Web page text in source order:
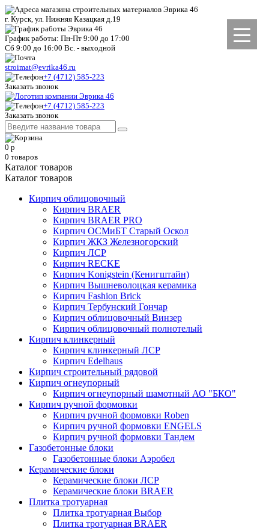
г. Курск, ул. Нижняя Казацкая д.19
График работы: Пн-Пт 9:00 до 17:00
Сб 9:00 до 16:00 Вс. - выходной
stroimat@evrika46.ru
+7 (4712) 585-223
Заказать звонок
+7 (4712) 585-223
Заказать звонок
0 р
0 товаров
Каталог товаров
Каталог товаров
Кирпич облицовочный
Кирпич BRAER
Кирпич BRAER PRO
Кирпич ОСМиБТ Старый Оскол
Кирпич ЖКЗ Железногорский
Кирпич ЛСР
Кирпич RECKE
Кирпич Konigstein (Кенигштайн)
Кирпич Вышневолоцкая керамика
Кирпич Fashion Brick
Кирпич Тербунский Гончар
Кирпич облицовочный Винзер
Кирпич облицовочный полнотелый
Кирпич клинкерный
Кирпич клинкерный ЛСР
Кирпич Edelhaus
Кирпич строительный рядовой
Кирпич огнеупорный
Кирпич огнеупорный шамотный АО "БКО"
Кирпич ручной формовки
Кирпич ручной формовки Roben
Кирпич ручной формовки ENGELS
Кирпич ручной формовки Тандем
Газобетонные блоки
Газобетонные блоки Аэробел
Керамические блоки
Керамические блоки ЛСР
Керамические блоки BRAER
Плитка тротуарная
Плитка тротуарная Выбор
Плитка тротуарная BRAER